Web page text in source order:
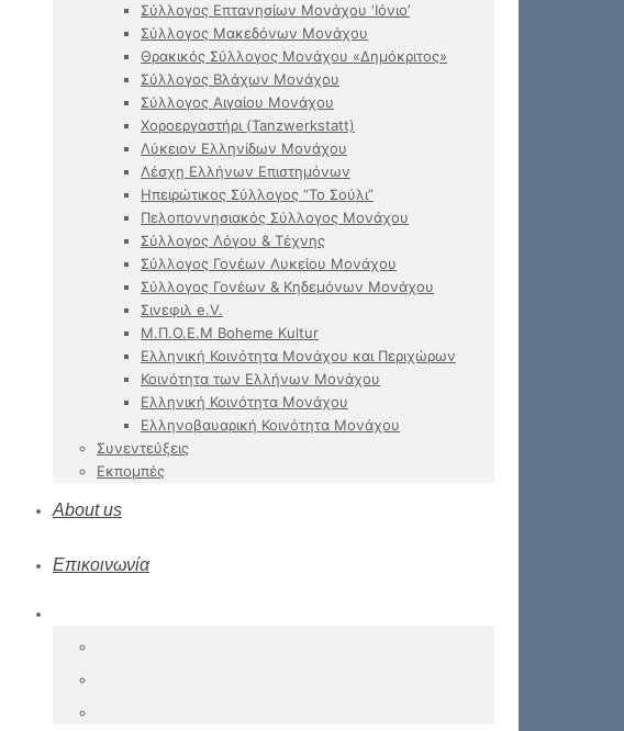
Σύλλογος Επτανησίων Μονάχου ‘Ιόνιο’
Σύλλογος Μακεδόνων Μονάχου
Θρακικός Σύλλογος Μονάχου «Δημόκριτος»
Σύλλογος Βλάχων Μονάχου
Σύλλογος Αιγαίου Μονάχου
Χοροεργαστήρι (Tanzwerkstatt)
Λύκειον Ελληνίδων Μονάχου
Λέσχη Ελλήνων Επιστημόνων
Ηπειρώτικος Σύλλογος “Το Σούλι”
Πελοποννησιακός Σύλλογος Μονάχου
Σύλλογος Λόγου & Τέχνης
Σύλλογος Γονέων Λυκείου Μονάχου
Σύλλογος Γονέων & Κηδεμόνων Μονάχου
Σινεφιλ e.V.
Μ.Π.Ο.Ε.Μ Boheme Kultur
Ελληνική Κοινότητα Μονάχου και Περιχώρων
Κοινότητα των Ελλήνων Μονάχου
Ελληνική Κοινότητα Μονάχου
Ελληνοβαυαρική Κοινότητα Μονάχου
Συνεντεύξεις
Εκπομπές
About us
Επικοινωνία